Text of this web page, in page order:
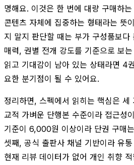
명해요. 이것은 한 번에 대량 구매하
콘텐츠 자체에 집중하는 형태라는 뜻
지 말지 판단할 때는 부가 구성품보다
매력, 권별 전개 강도를 기준으로 보
읽고 기대감이 남아 있는 상태라면 4
요한 분기점이 될 수 있어요.
정리하면, 스펙에서 읽히는 핵심은 세
교적 가벼운 단행본 수준이라 접근성
기준이 6,000원 이상이라 단권 구매
셋째, 공식 출판사 채널 기반이라 유
현재 리뷰 데이터가 없어 개인 취향